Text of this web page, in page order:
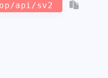
api/sv2